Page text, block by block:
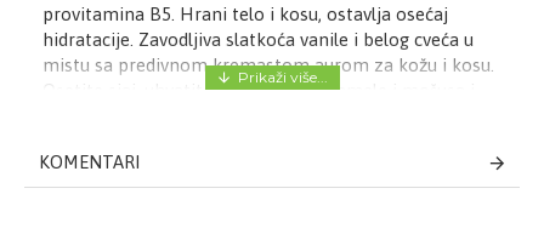
provitamina B5. Hrani telo i kosu, ostavlja osećaj
hidratacije. Zavodljiva slatkoća vanile i belog cveća u
mistu sa predivnom kremastom aurom za kožu i kosu.
Osetite sjaj, uhvatite tople note karamele i mošusa i
KOMENTARI